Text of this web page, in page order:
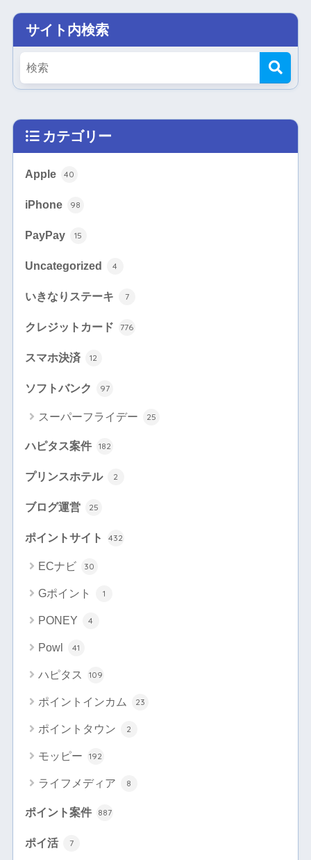
サイト内検索
カテゴリー
Apple 40
iPhone 98
PayPay 15
Uncategorized 4
いきなりステーキ 7
クレジットカード 776
スマホ決済 12
ソフトバンク 97
スーパーフライデー 25
ハピタス案件 182
プリンスホテル 2
ブログ運営 25
ポイントサイト 432
ECナビ 30
Gポイント 1
PONEY 4
Powl 41
ハピタス 109
ポイントインカム 23
ポイントタウン 2
モッピー 192
ライフメディア 8
ポイント案件 887
ポイ活 7